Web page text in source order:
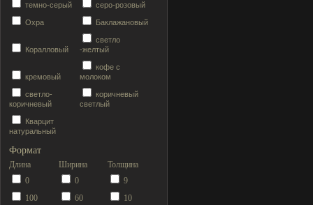
темно-серый серо-розовый
Охра Баклажановый
Коралловый
светло
-желтый
кремовый
кофе с
молоком
светло-
коричневый
коричневый
светлый
Кварцит
натуральный
Формат
Длина
0
100
Ширина
0
60
Толщина
9
10